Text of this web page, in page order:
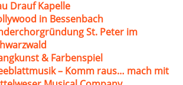
Drauf Kapelle
in Bessenbach
St. Peter im
& Farbenspiel
– Komm raus… mach mit